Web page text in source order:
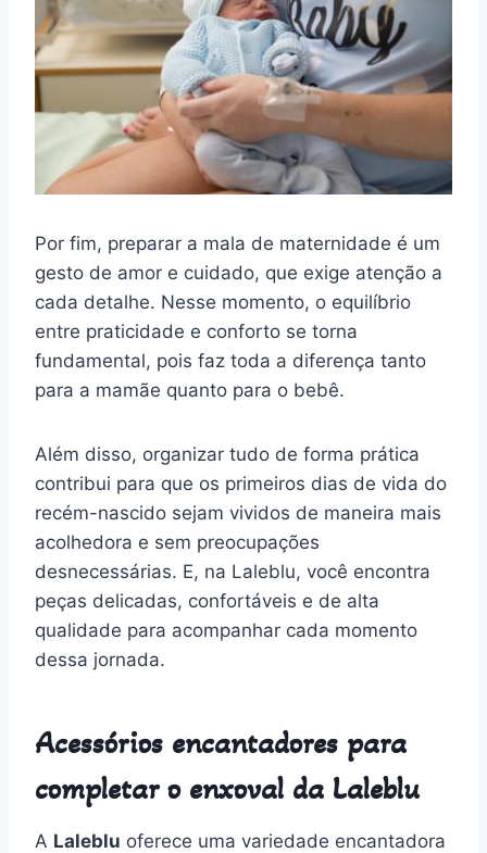
Por fim, preparar a mala de maternidade é um
gesto de amor e cuidado, que exige atenção a
cada detalhe. Nesse momento, o equilíbrio
entre praticidade e conforto se torna
fundamental, pois faz toda a diferença tanto
para a mamãe quanto para o bebê.
Além disso, organizar tudo de forma prática
contribui para que os primeiros dias de vida do
recém-nascido sejam vividos de maneira mais
acolhedora e sem preocupações
desnecessárias. E, na Laleblu, você encontra
peças delicadas, confortáveis e de alta
qualidade para acompanhar cada momento
dessa jornada.
Acessórios encantadores para
completar o enxoval da Laleblu
A Laleblu oferece uma variedade encantadora